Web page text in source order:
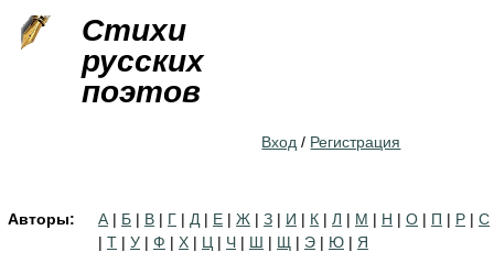
Стихи
русских
поэтов
Вход / Регистрация
Авторы: А | Б | В | Г | Д | Е | Ж | З | И | К | Л | М | Н | О | П | Р | С
| Т | У | Ф | Х | Ц | Ч | Ш | Щ | Э | Ю | Я